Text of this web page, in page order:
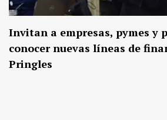
Invitan a empresas, pymes y
conocer nuevas líneas de
Pringles